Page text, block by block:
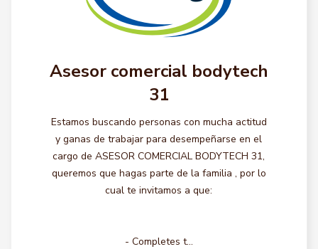
Asesor comercial bodytech
31
Estamos buscando personas con mucha actitud
y ganas de trabajar para desempeñarse en el
cargo de ASESOR COMERCIAL BODYTECH 31,
queremos que hagas parte de la familia , por lo
cual te invitamos a que:
- Completes t...